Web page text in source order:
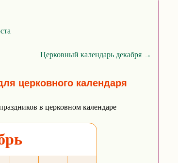
Церковный календарь декабря →
церковного календаря
в церковном календаре